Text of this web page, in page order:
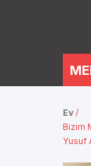
Ev /
Bizim
Yusuf